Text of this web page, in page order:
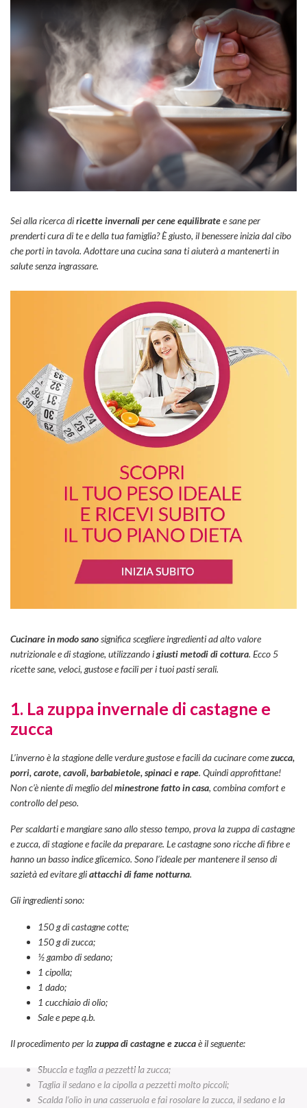
Sei alla ricerca diricette invernali per cene equilibratee sane per
prenderti cura di te e della tua famiglia? È giusto, il benessere inizia dal cibo
che porti in tavola. Adottare una cucina sana ti aiuterà a mantenerti in
salute senza ingrassare.
Cucinare in modo sanosignifica scegliere ingredienti ad alto valore
nutrizionale e di stagione, utilizzando igiusti metodi di cottura. Ecco 5
ricette sane, veloci, gustose e facili per i tuoi pasti serali.
1. La zuppa invernale di castagne e
zucca
L’inverno è la stagione delle verdure gustose e facili da cucinare comezucca,
porri, carote, cavoli, barbabietole, spinaci e rape. Quindi approfittane!
Non c’è niente di meglio delminestrone fatto in casa, combinacomfort e
controllo del peso.
Per scaldarti e mangiare sano allo stesso tempo, prova la zuppa di castagne
e zucca, di stagione e facile da preparare. Le castagne sono ricche di fibre e
hanno un basso indice glicemico. Sono l’ideale per mantenere il senso di
sazietà ed evitare gliattacchi di fame notturna.
Gli ingredienti sono:
150 g di castagne cotte;
150 g di zucca;
½ gambo di sedano;
1 cipolla;
1 dado;
1 cucchiaio di olio;
Sale e pepe q.b.
Il procedimento per lazuppa di castagne e zuccaè il seguente:
Sbuccia e taglia a pezzetti la zucca;
Taglia il sedano e la cipolla a pezzetti molto piccoli;
Scalda l’olio in una casseruola e fai rosolare la zucca, il sedano e la